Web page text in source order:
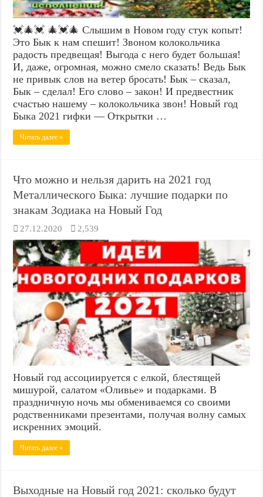
💓🎄💓 🎄💓🎄 Слышим в Новом году стук копыт!
Это Бык к нам спешит! Звоном колокольчика
радость предвещая! Выгода с него будет большая!
И, даже, огромная, можно смело сказать! Ведь Бык
не привык слов на ветер бросать! Бык – сказал,
Бык – сделал! Его слово – закон! И предвестник
счастью нашему – колокольчика звон! Новый год
Быка 2021 гифки — Открытки …
Читать далее »
Что можно и нельзя дарить на 2021 год
Металлического Быка: лучшие подарки по
знакам Зодиака на Новый Год
27.12.2020 2,539
Новый год ассоциируется с елкой, блестящей
мишурой, салатом «Оливье» и подарками. В
праздничную ночь мы обмениваемся со своими
родственниками презентами, получая волну самых
искренних эмоций.
Читать далее »
Выходные на Новый год 2021: сколько будут